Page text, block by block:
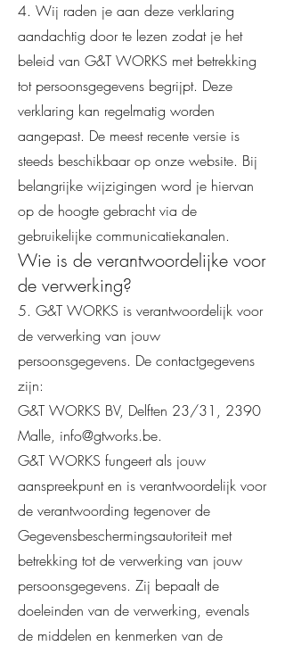
4. Wij raden je aan deze verklaring
aandachtig door te lezen zodat je het
beleid van G&T WORKS met betrekking
tot persoonsgegevens begrijpt. Deze
verklaring kan regelmatig worden
aangepast. De meest recente versie is
steeds beschikbaar op onze website. Bij
belangrijke wijzigingen word je hiervan
op de hoogte gebracht via de
gebruikelijke communicatiekanalen.
Wie is de verantwoordelijke voor
de verwerking?
5. G&T WORKS is verantwoordelijk voor
de verwerking van jouw
persoonsgegevens. De contactgegevens
zijn:
G&T WORKS BV, Delften 23/31, 2390
Malle, info@gtworks.be.
G&T WORKS fungeert als jouw
aanspreekpunt en is verantwoordelijk voor
de verantwoording tegenover de
Gegevensbeschermingsautoriteit met
betrekking tot de verwerking van jouw
persoonsgegevens. Zij bepaalt de
doeleinden van de verwerking, evenals
de middelen en kenmerken van de